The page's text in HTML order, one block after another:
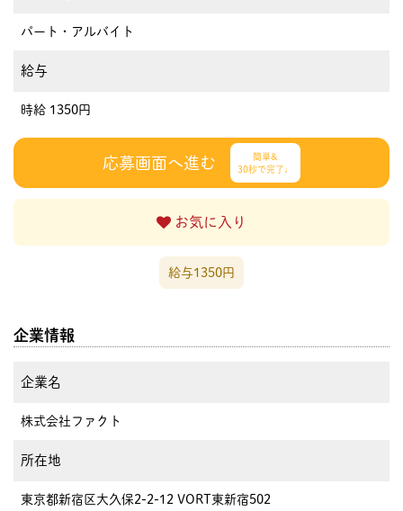
パート・アルバイト
給与
時給 1350円
応募画面へ進む
簡単&
30秒で完了♩
お気に入り
給与1350円
企業情報
企業名
株式会社ファクト
所在地
東京都新宿区大久保2-2-12 VORT東新宿502